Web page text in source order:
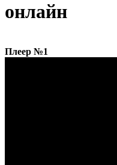
онлайн
Плеер №1